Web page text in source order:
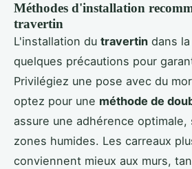
Méthodes d'installation
travertin
L'installation du travertin dans
quelques précautions pour
Privilégiez une pose avec du
optez pour une méthode de
assure une adhérence
zones humides. Les carreaux
conviennent mieux aux murs,